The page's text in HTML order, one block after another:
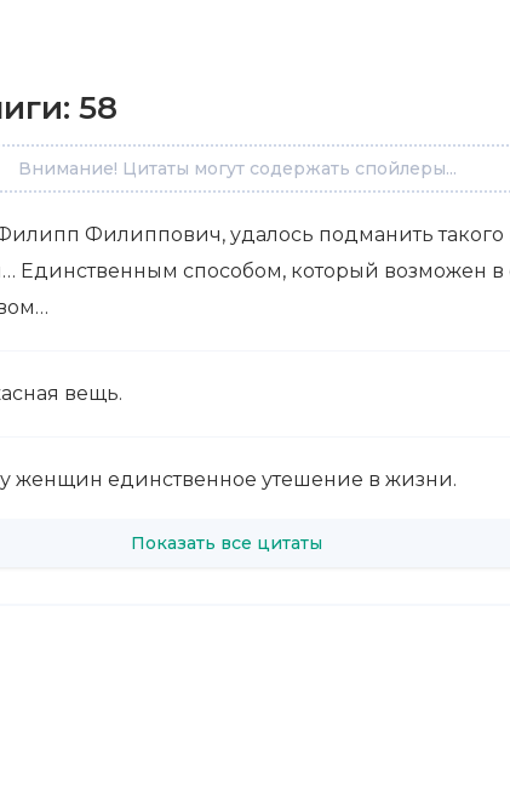
58
Внимание! Цитаты могут содержать спойлеры...
Филиппович, удалось подманить
Единственным способом, который возможен
вещь.
женщин единственное утешение в жизни.
Показать все цитаты